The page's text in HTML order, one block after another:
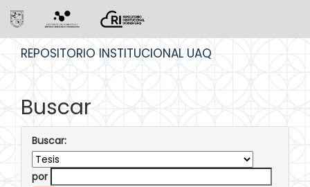
REPOSITORIO INSTITUCIONAL UAQ
Buscar
Buscar:
por